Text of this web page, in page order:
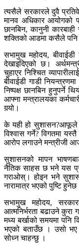
त्यसैले सरकारले दुवै
मानव अधिकार आयोगको
छानबिन, कानुनी कारबाही
शक्तिको आडमा कसैले पनि
सभामुख महोदय,
देखाइदिएको छ।
चुहाएर निश्चित
बीवाईडी गाडी
निष्पक्ष छानबिन हुनुपर्ने
आफ्ना मन्त्रालयका
गर्‍यो।
के यही हो सुशासन?आफूले
विश्वास गर्ने? विगतमा
आरोप लगाउने मन्त्रीजी
सुशासनको मापन
नैतिक साहस छ भने यस
गराओस्। होइन भने
नारामात्र भएको पुष्टि
सभामुख महोदय,
आत्मनिर्भरता बढाउने कुरा
मध्य बर्खाको समयमा पनि
भएको बताउँछ । उसो भए
सोध्न चाहन्छु ।